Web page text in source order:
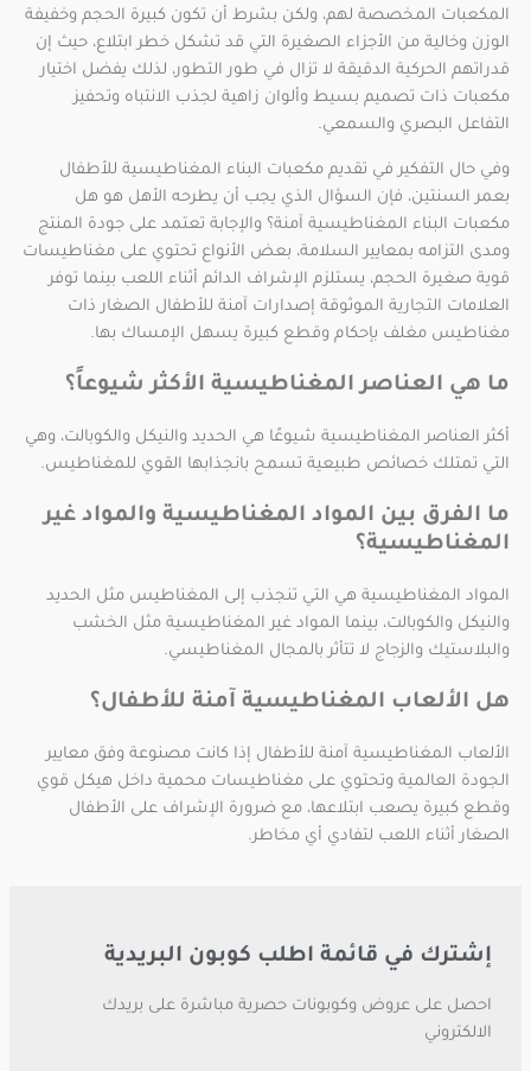
المكعبات المخصصة لهم، ولكن بشرط أن تكون كبيرة الحجم وخفيفة
الوزن وخالية من الأجزاء الصغيرة التي قد تشكل خطر ابتلاع، حيث إن
قدراتهم الحركية الدقيقة لا تزال في طور التطور، لذلك يفضل اختيار
مكعبات ذات تصميم بسيط وألوان زاهية لجذب الانتباه وتحفيز
التفاعل البصري والسمعي.
وفي حال التفكير في تقديم مكعبات البناء المغناطيسية للأطفال
بعمر السنتين، فإن السؤال الذي يجب أن يطرحه الأهل هو هل
مكعبات البناء المغناطيسية آمنة؟ والإجابة تعتمد على جودة المنتج
ومدى التزامه بمعايير السلامة، بعض الأنواع تحتوي على مغناطيسات
قوية صغيرة الحجم، يستلزم الإشراف الدائم أثناء اللعب بينما توفر
العلامات التجارية الموثوقة إصدارات آمنة للأطفال الصغار ذات
مغناطيس مغلف بإحكام وقطع كبيرة يسهل الإمساك بها.
ما هي العناصر المغناطيسية الأكثر شيوعاً؟
أكثر العناصر المغناطيسية شيوعًا هي الحديد والنيكل والكوبالت، وهي
التي تمتلك خصائص طبيعية تسمح بانجذابها القوي للمغناطيس.
ما الفرق بين المواد المغناطيسية والمواد غير
المغناطيسية؟
المواد المغناطيسية هي التي تنجذب إلى المغناطيس مثل الحديد
والنيكل والكوبالت، بينما المواد غير المغناطيسية مثل الخشب
والبلاستيك والزجاج لا تتأثر بالمجال المغناطيسي.
هل الألعاب المغناطيسية آمنة للأطفال؟
الألعاب المغناطيسية آمنة للأطفال إذا كانت مصنوعة وفق معايير
الجودة العالمية وتحتوي على مغناطيسات محمية داخل هيكل قوي
وقطع كبيرة يصعب ابتلاعها، مع ضرورة الإشراف على الأطفال
الصغار أثناء اللعب لتفادي أي مخاطر.
إشترك في قائمة اطلب كوبون البريدية
احصل على عروض وكوبونات حصرية مباشرة على بريدك
الالكتروني